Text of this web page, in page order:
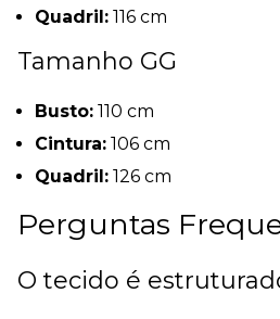
Quadril: 116 cm
Tamanho GG
Busto: 110 cm
Cintura: 106 cm
Quadril: 126 cm
Perguntas
O tecido é